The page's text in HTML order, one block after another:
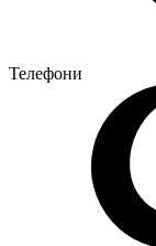
Телефони